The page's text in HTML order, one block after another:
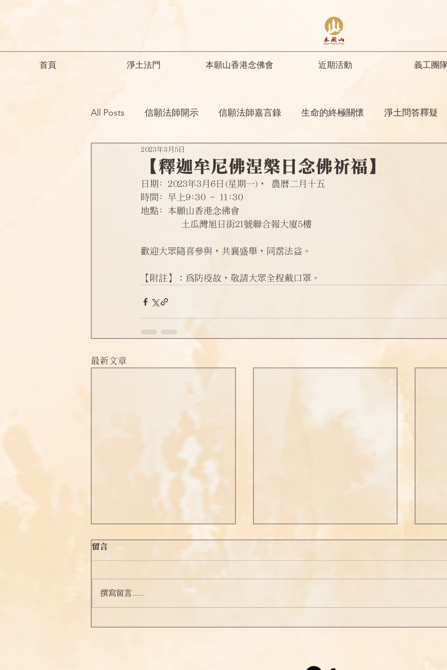
首頁 淨土法門 本願山香港念佛會 近期活動 義工團
All Posts 信願法師開示 信願法師嘉言錄 生命的終極關懷 淨土問答釋疑
祖師開示 諸師勸勉助念開示
念佛之勝妙 一般故事 菩薩開示
四十八願問答 法訊活動
【釋迦牟尼佛涅槃日念佛祈福】
2023年3月5日
日期: 2023年3月6日(星期一)， 農曆二月十五
時間: 早上9:30 - 11:30
地點: 本願山香港念佛會
         土瓜灣旭日街21號聯合報大廈5樓
歡迎大眾隨喜參與，共襄盛舉，同霑法益。
【附註】：為防疫故，敬請大眾全程戴口罩。
最新文章
固定共修
留言
撰寫留言......